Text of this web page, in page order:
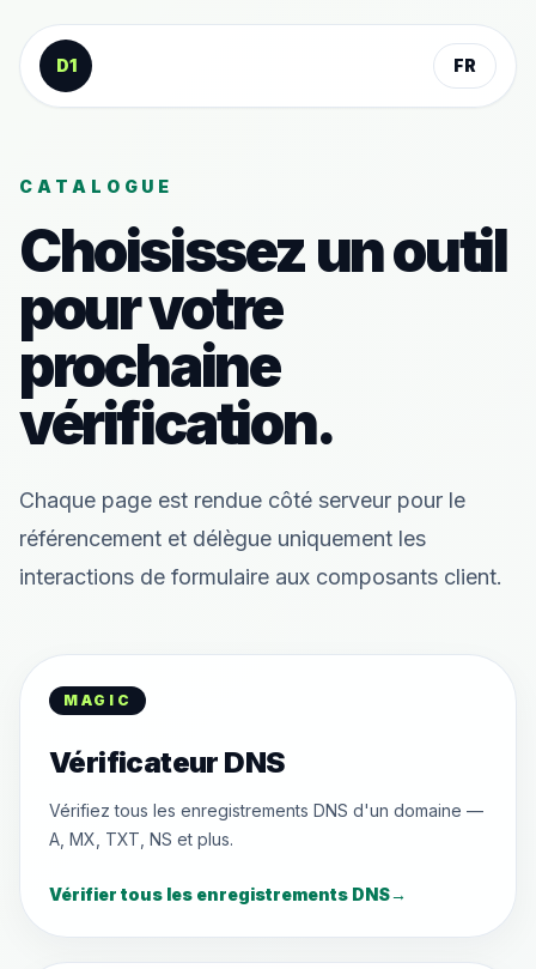
Aller au contenu
D1
FR
CATALOGUE
Choisissez un outil
pour votre
prochaine
vérification.
Chaque page est rendue côté serveur pour le
référencement et délègue uniquement les
interactions de formulaire aux composants client.
MAGIC
Vérificateur DNS
Vérifiez tous les enregistrements DNS d'un domaine —
A, MX, TXT, NS et plus.
Vérifier tous les enregistrements DNS→